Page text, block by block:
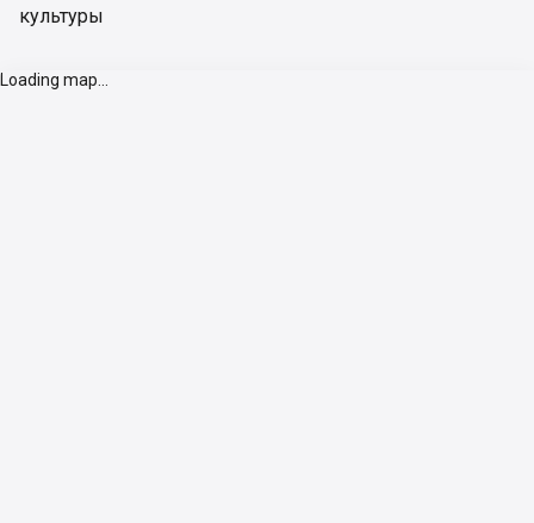
культуры
Loading map...